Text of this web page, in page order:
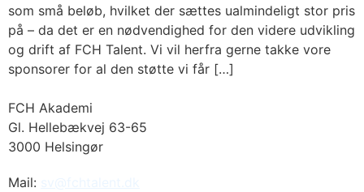
som små beløb, hvilket der sættes ualmindeligt stor pris
på – da det er en nødvendighed for den videre udvikling
og drift af FCH Talent. Vi vil herfra gerne takke vore
sponsorer for al den støtte vi får […]
FCH Akademi
Gl. Hellebækvej 63-65
3000 Helsingør
Mail: